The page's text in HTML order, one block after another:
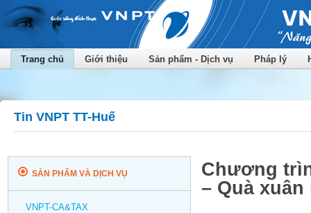
Trang chủ Giới thiệu Sản phẩm - Dịch vụ Pháp lý
Tin VNPT TT-Huế
SẢN PHẨM VÀ DỊCH VỤ
VNPT-CA&TAX
Chương
– Quà